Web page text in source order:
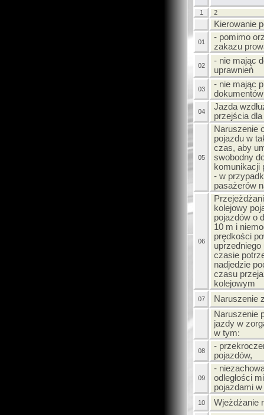
1 2
Kierowanie
01
- pomimo
zakazu
02
- nie mając
uprawnień
03
- nie mając
dokumentów
04
Jazda
przejścia
05
Naruszenie
pojazdu w
czas, aby
swobodny
komunikacji
- w
pasażerów
06
kolejowy
pojazdów o
10 m i
prędkości
czasie
nadjedzie
czasu
kolejowym
07
Naruszenie
Naruszenie
jazdy w
w tym:
08
-
pojazdów,
09
-
odległości
pojazdami
10 Wjeżdżanie